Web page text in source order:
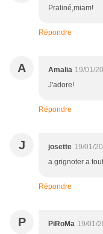
Praliné,miam!
Répondre
A Amalia 19/01/
J'adore!
Répondre
J josette 19/01/
a grignoter a
Répondre
P PiRoMa 19/01/